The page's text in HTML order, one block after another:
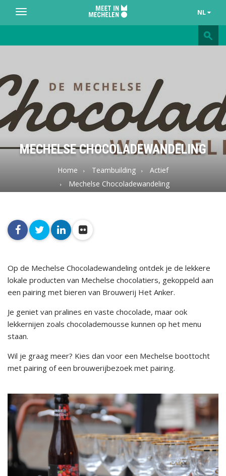
NL
Toggle
navigation
MECHELSE CHOCOLADEWANDELING
Home Teambuilding
Actief
Mechelse Chocoladewandeling
Op de Mechelse Chocoladewandeling ontdek je de lekkere
lokale producten van Mechelse chocolatiers, gekoppeld aan
een pairing met bieren van Brouwerij Het Anker.
Je geniet van pralines en vaste chocolade, maar ook
lekkernijen zoals chocolademousse kunnen op het menu
staan.
Wil je graag meer? Kies dan voor een Mechelse boottocht
met pairing of een brouwerijbezoek met pairing.